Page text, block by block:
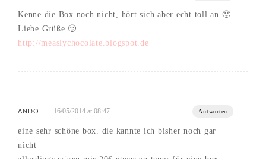
Kenne die Box noch nicht, hört sich aber echt toll an 🙂
Liebe Grüße 🙂
http://measlychocolate.blogspot.de
ANDO 16/05/2014 at 08:47 Antworten
eine sehr schöne box. die kannte ich bisher noch gar
nicht